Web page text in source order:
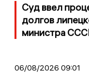
Суд ввел
долгов
министра
06/08/2026 09:01